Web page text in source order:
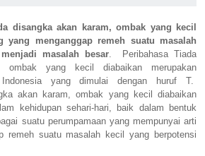
disangka akan karam, ombak yang kecil
yang menganggap remeh suatu masalah
masalah besar. Peribahasa Tiada
ombak yang kecil diabaikan merupakan
Indonesia yang dimulai dengan huruf T.
akan karam, ombak yang kecil diabaikan
kehidupan sehari-hari, baik dalam bentuk
suatu perumpamaan yang mempunyai arti
remeh suatu masalah kecil yang berpotensi